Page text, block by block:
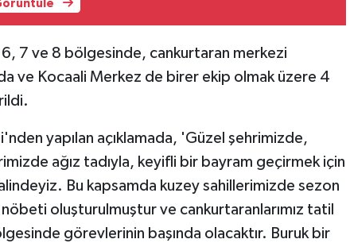
7 ve 8 bölgesinde, cankurtaran merkezi
ve Kocaali Merkez de birer ekip olmak üzere 4
yapılan açıklamada, 'Güzel şehrimizde,
ağız tadıyla, keyifli bir bayram geçirmek için
Bu kapsamda kuzey sahillerimizde sezon
oluşturulmuştur ve cankurtaranlarımız tatil
görevlerinin başında olacaktır. Buruk bir